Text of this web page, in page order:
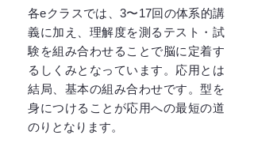
各eクラスでは、3〜17回の体系的講
義に加え、理解度を測るテスト・試
験を組み合わせることで脳に定着す
るしくみとなっています。応用とは
結局、基本の組み合わせです。型を
身につけることが応用への最短の道
のりとなります。